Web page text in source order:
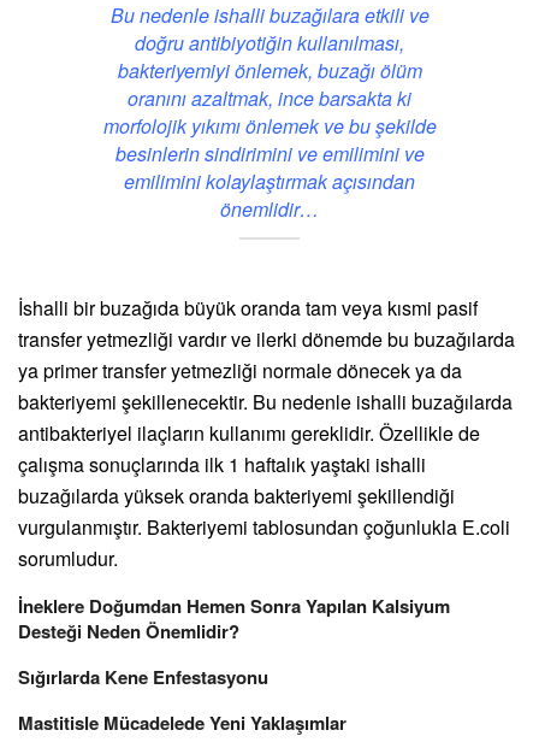
Bu nedenle ishalli buzağılara etkili ve
doğru antibiyotiğin kullanılması,
bakteriyemiyi önlemek, buzağı ölüm
oranını azaltmak, ince barsakta ki
morfolojik yıkımı önlemek ve bu şekilde
besinlerin sindirimini ve emilimini ve
emilimini kolaylaştırmak açısından
önemlidir…
İshalli bir buzağıda büyük oranda tam veya kısmi pasif
transfer yetmezliği vardır ve ilerki dönemde bu buzağılarda
ya primer transfer yetmezliği normale dönecek ya da
bakteriyemi şekillenecektir. Bu nedenle ishalli buzağılarda
antibakteriyel ilaçların kullanımı gereklidir. Özellikle de
çalışma sonuçlarında ilk 1 haftalık yaştaki ishalli
buzağılarda yüksek oranda bakteriyemi şekillendiği
vurgulanmıştır. Bakteriyemi tablosundan çoğunlukla E.coli
sorumludur.
İneklere Doğumdan Hemen Sonra Yapılan Kalsiyum
Desteği Neden Önemlidir?
Sığırlarda Kene Enfestasyonu
Mastitisle Mücadelede Yeni Yaklaşımlar